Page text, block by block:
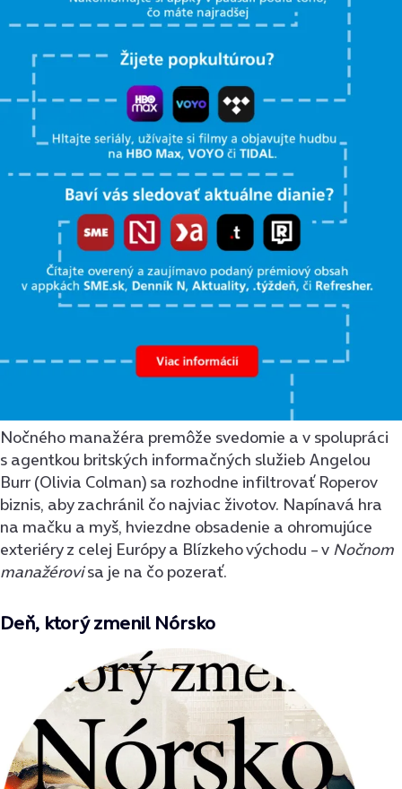
Nočného manažéra premôže svedomie a v spolupráci
s agentkou britských informačných služieb Angelou
Burr (Olivia Colman) sa rozhodne infiltrovať Roperov
biznis, aby zachránil čo najviac životov. Napínavá hra
na mačku a myš, hviezdne obsadenie a ohromujúce
exteriéry z celej Európy a Blízkeho východu – v Nočnom
manažérovisa je na čo pozerať.
Deň, ktorý zmenil Nórsko